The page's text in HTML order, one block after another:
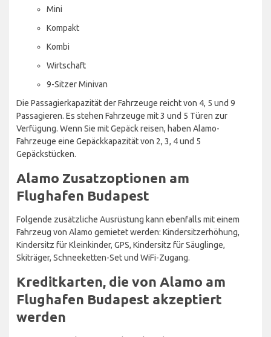
Mini
Kompakt
Kombi
Wirtschaft
9-Sitzer Minivan
Die Passagierkapazität der Fahrzeuge reicht von 4, 5 und 9
Passagieren. Es stehen Fahrzeuge mit 3 und 5 Türen zur
Verfügung. Wenn Sie mit Gepäck reisen, haben Alamo-
Fahrzeuge eine Gepäckkapazität von 2, 3, 4 und 5
Gepäckstücken.
Alamo Zusatzoptionen am
Flughafen Budapest
Folgende zusätzliche Ausrüstung kann ebenfalls mit einem
Fahrzeug von Alamo gemietet werden: Kindersitzerhöhung,
Kindersitz für Kleinkinder, GPS, Kindersitz für Säuglinge,
Skiträger, Schneeketten-Set und WiFi-Zugang.
Kreditkarten, die von Alamo am
Flughafen Budapest akzeptiert
werden